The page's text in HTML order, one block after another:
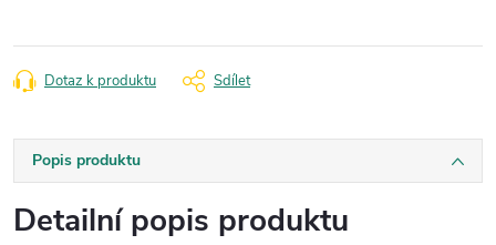
Dotaz k produktu Sdílet
Popis produktu
Detailní popis produktu